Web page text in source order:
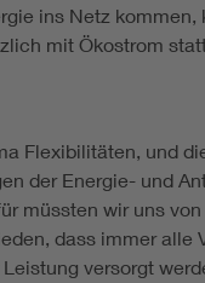
ins Netz kommen,
mit Ökostrom
Flexibilitäten, und
der Energie- und
müssten wir uns
dass immer alle
versorgt